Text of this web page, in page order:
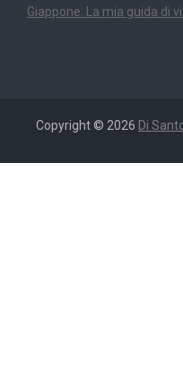
Giappone. La mia guida di
Copyright © 2026 Di